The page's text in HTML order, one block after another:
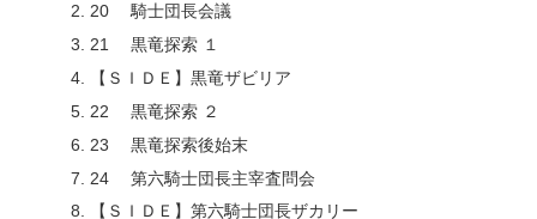
20 騎士団長会議
21 黒竜探索 １
【ＳＩＤＥ】黒竜ザビリア
22 黒竜探索 ２
23 黒竜探索後始末
24 第六騎士団長主宰査問会
【ＳＩＤＥ】第六騎士団長ザカリー